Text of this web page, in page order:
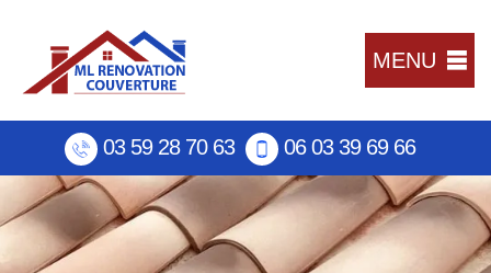
MENU
03 59 28 70 63 06 03 39 69 66